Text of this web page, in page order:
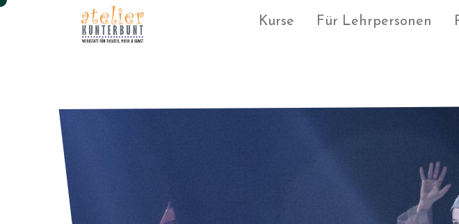
Kurse Für Lehrpersonen